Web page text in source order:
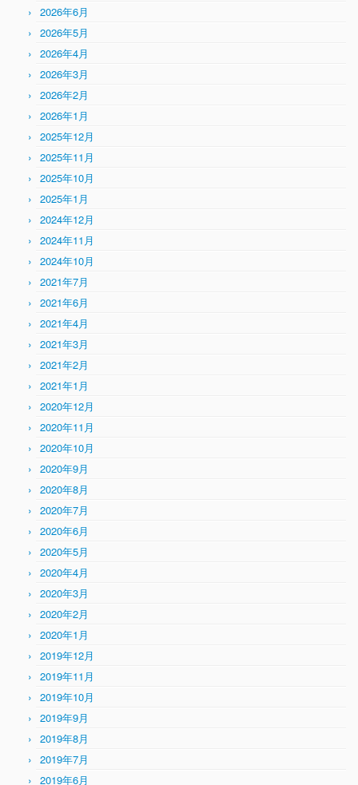
2026年6月
2026年5月
2026年4月
2026年3月
2026年2月
2026年1月
2025年12月
2025年11月
2025年10月
2025年1月
2024年12月
2024年11月
2024年10月
2021年7月
2021年6月
2021年4月
2021年3月
2021年2月
2021年1月
2020年12月
2020年11月
2020年10月
2020年9月
2020年8月
2020年7月
2020年6月
2020年5月
2020年4月
2020年3月
2020年2月
2020年1月
2019年12月
2019年11月
2019年10月
2019年9月
2019年8月
2019年7月
2019年6月